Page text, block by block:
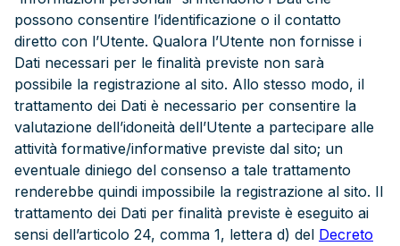
possono consentire l’identificazione o il contatto
diretto con l’Utente. Qualora l’Utente non fornisse i
Dati necessari per le finalità previste non sarà
possibile la registrazione al sito. Allo stesso modo, il
trattamento dei Dati è necessario per consentire la
valutazione dell’idoneità dell’Utente a partecipare alle
attività formative/informative previste dal sito; un
eventuale diniego del consenso a tale trattamento
renderebbe quindi impossibile la registrazione al sito. Il
trattamento dei Dati per finalità previste è eseguito ai
sensi dell’articolo 24, comma 1, lettera d) del Decreto